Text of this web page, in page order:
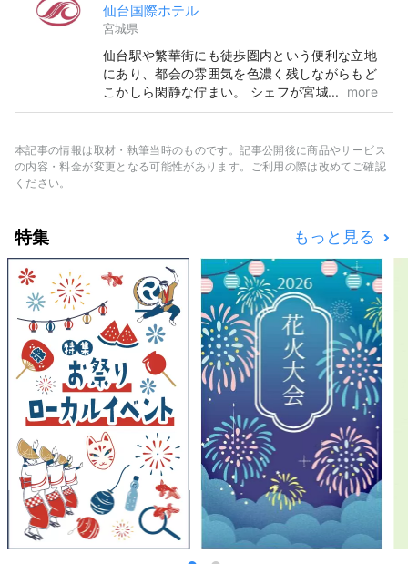
仙台国際ホテル
宮城県
仙台駅や繁華街にも徒歩圏内という便利な立地
にあり、都会の雰囲気を色濃く残しながらもど
こかしら閑静な佇まい。 シェフが宮城県内各
地から厳選した食材と手作りの品々が楽しめる
ーンには、フレンチレストラン「L'osier
D'or」、中国料理「翠林」、日本料理「仙台な
more
本記事の情報は取材・執筆当時のものです。記事公開後に商品やサービス
の内容・料金が変更となる可能性があります。ご利用の際は改めてご確認
ください。
特集 もっと見る